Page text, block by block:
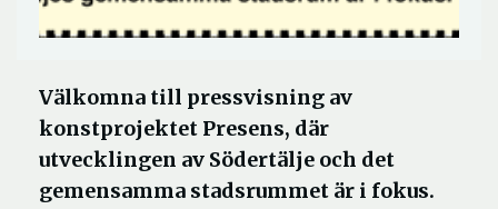
Välkomna till pressvisning av
konstprojektet Presens, där
utvecklingen av Södertälje och det
gemensamma stadsrummet är i fokus.